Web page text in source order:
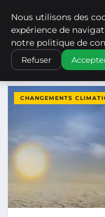
DERNIERS ARTICLES
CHANGEMENTS
Nous utilisons des
expérience de
notre politique de
Refuser